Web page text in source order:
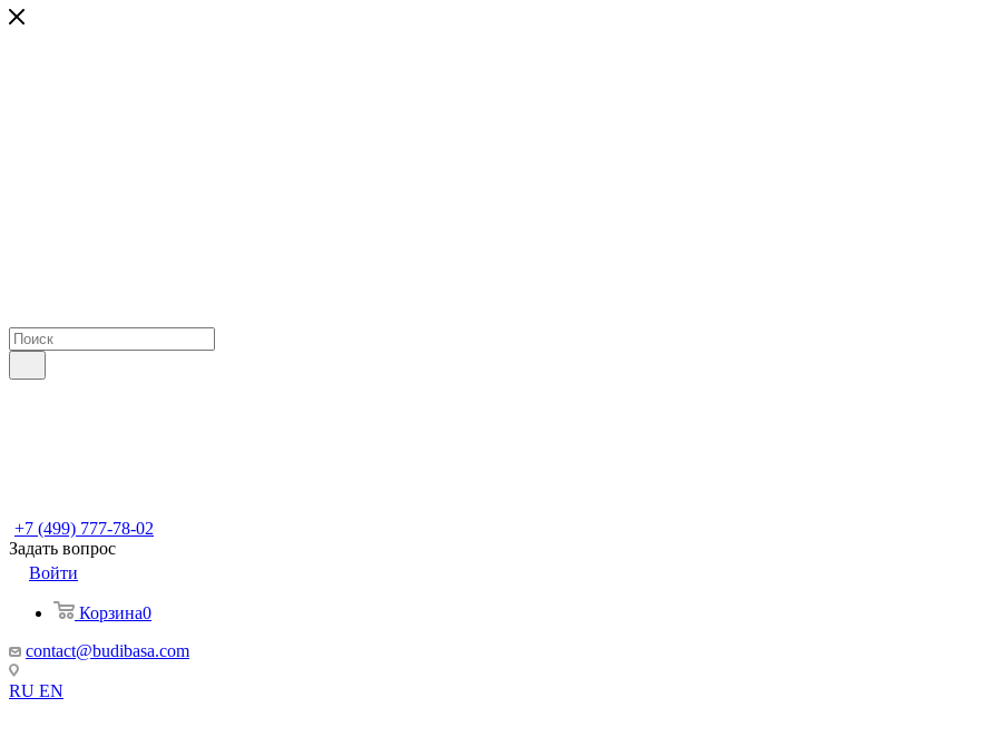
+7 (499) 777-78-02
Задать вопрос
Войти
Корзина0
contact@budibasa.com
RU EN